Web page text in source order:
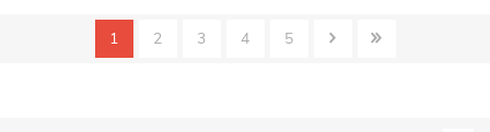
1 2 3 4 5